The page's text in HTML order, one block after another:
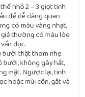
nhỏ 2 – 3 giọt tinh
để dễ dàng quan
có màu vàng nhạt,
thường có màu lòe
đục.
bưởi thật thơm nhẹ
bưởi, không gây hắt,
mặt. Ngược lại, tinh
hoặc mùi cồn, gắt và